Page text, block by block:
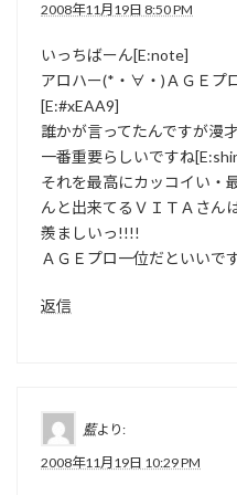
2008年11月19日 8:50 PM
いっちばーん[E:note]
アロハー(*・∀・)ＡＧＥプ
[E:#xEAA9]
誰かが言ってたんですが漫
一番重要らしいですね
それを最高にカッコイい・
んと出来てるＶＩＴＡさん
羨ましいっ!!!!
ＡＧＥプロ一位だといいで
返信
藍より:
2008年11月19日 10:29 PM